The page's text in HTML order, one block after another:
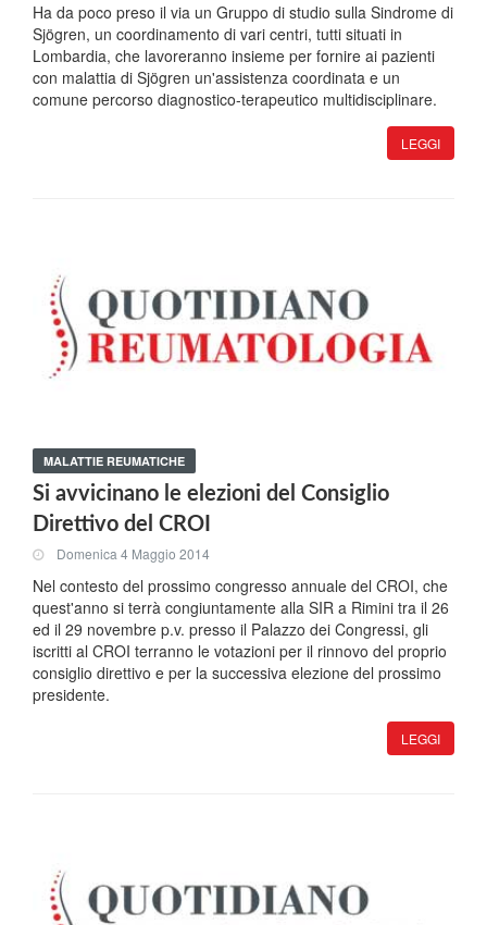
Ha da poco preso il via un Gruppo di studio sulla Sindrome di
Sjögren, un coordinamento di vari centri, tutti situati in
Lombardia, che lavoreranno insieme per fornire ai pazienti
con malattia di Sjögren un'assistenza coordinata e un
comune percorso diagnostico-terapeutico multidisciplinare.
LEGGI
MALATTIE REUMATICHE
Si avvicinano le elezioni del Consiglio
Direttivo del CROI
Domenica 4 Maggio 2014
Nel contesto del prossimo congresso annuale del CROI, che
quest'anno si terrà congiuntamente alla SIR a Rimini tra il 26
ed il 29 novembre p.v. presso il Palazzo dei Congressi, gli
iscritti al CROI terranno le votazioni per il rinnovo del proprio
consiglio direttivo e per la successiva elezione del prossimo
presidente.
LEGGI